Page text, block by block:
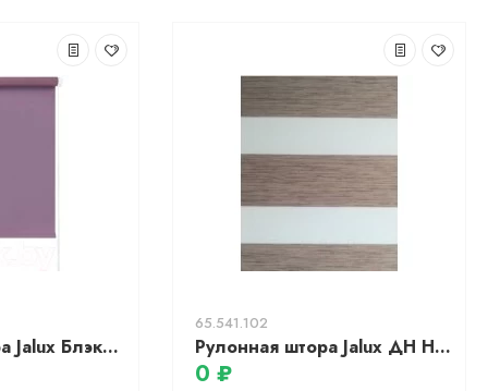
Рулонная штора Jalux Блэкаут M828-4 49x160 (лиловый)
65.541.102
Рулонная штора Jalux ДН Натурель 903 48x135 (какао)
0 ₽